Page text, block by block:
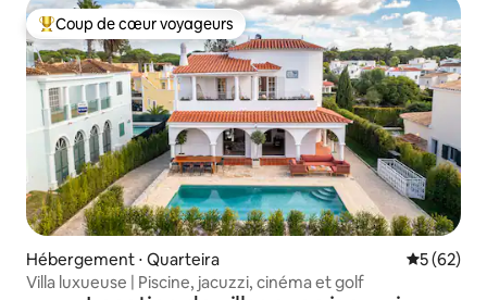
Coups de cœur voyageurs les plus appréciés
Coup de cœur voyageurs
Hébergement ⋅ Quarteira
5 (62)
Villa luxueuse | Piscine, jacuzzi, cinéma et golf